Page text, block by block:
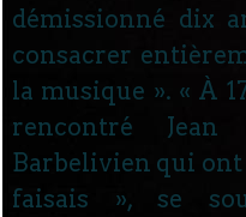
démissionné dix
consacrer
la musique ». « À
rencontré
Barbelivien qui ont
faisais », se